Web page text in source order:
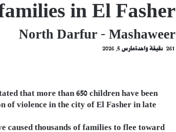
in El Fasher
North Darfur - Mashaweer
مارس 5, 2026دقيقة واحدة
that more than 650 children have been
of violence in the city of El Fasher in late
thousands of families to flee toward